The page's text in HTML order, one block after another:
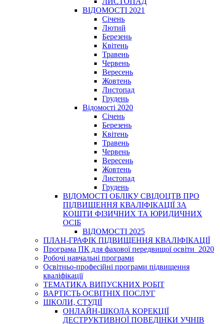
ВІДОМОСТІ 2021
Січень
Лютий
Березень
Квітень
Травень
Червень
Вересень
Жовтень
Листопад
Грудень
Відомості 2020
Січень
Березень
Квітень
Травень
Червень
Вересень
Жовтень
Листопад
Грудень
ВІДОМОСТІ ОБЛІКУ СВІДОЦТВ ПРО
ПІДВИЩЕННЯ КВАЛІФІКАЦІЇ ЗА
КОШТИ ФІЗИЧНИХ ТА ЮРИДИЧНИХ
ОСІБ
ВІДОМОСТІ 2025
ПЛАН-ГРАФІК ПІДВИЩЕННЯ КВАЛІФІКАЦІЇ
Програма ПК для фахової передвищої освіти_2020
Робочі навчальні програми
Освітньо-професійні програми підвищення
кваліфікації
ТЕМАТИКА ВИПУСКНИХ РОБІТ
ВАРТІСТЬ ОСВІТНІХ ПОСЛУГ
ШКОЛИ, СТУДІЇ
ОНЛАЙН-ШКОЛА КОРЕКЦІЇ
ДЕСТРУКТИВНОЇ ПОВЕДІНКИ УЧНІВ